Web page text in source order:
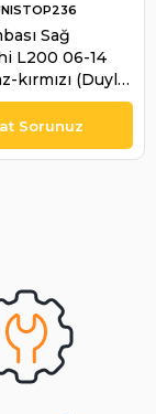
Sağ
L200 06-14
kırmızı (Duylu)
UNISTOP236